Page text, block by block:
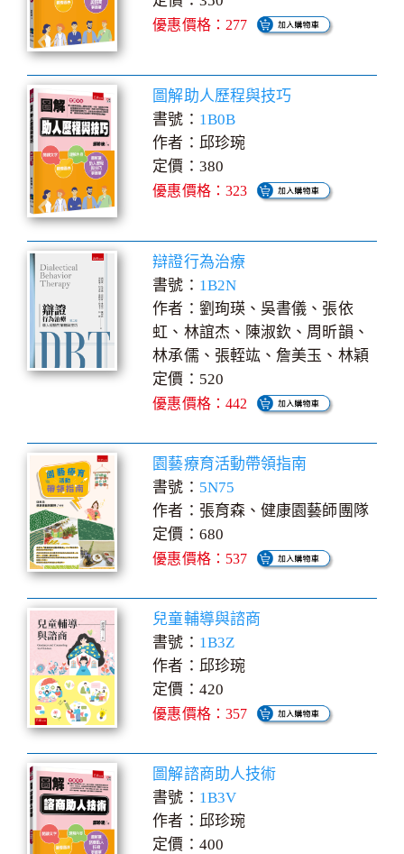
優惠價格：277
圖解助人歷程與技巧
書號： 1B0B
作者：邱珍琬
定價：380
優惠價格：323
辯證行為治療
書號： 1B2N
作者：劉珣瑛、吳書儀、張依
虹、林誼杰、陳淑欽、周昕韻、
林承儒、張輊竑、詹美玉、林穎
定價：520
優惠價格：442
園藝療育活動帶領指南
書號： 5N75
作者：張育森、健康園藝師團隊
定價：680
優惠價格：537
兒童輔導與諮商
書號： 1B3Z
作者：邱珍琬
定價：420
優惠價格：357
圖解諮商助人技術
書號： 1B3V
作者：邱珍琬
定價：400